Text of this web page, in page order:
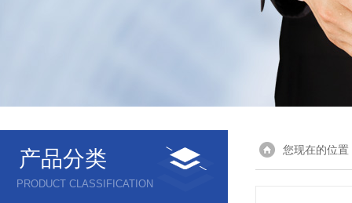
产品分类
PRODUCT CLASSIFICATION
您现在的位置